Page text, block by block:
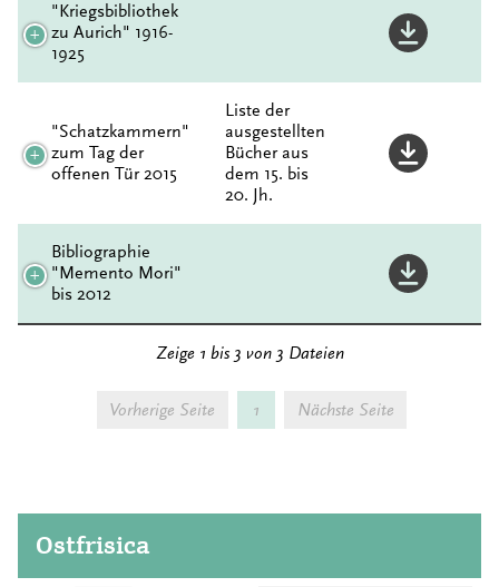
"Kriegsbibliothek
zu Aurich" 1916-
1925
"Schatzkammern"
zum Tag der
offenen Tür 2015
Liste der
ausgestellten
Bücher aus
dem 15. bis
20. Jh.
Bibliographie
"Memento Mori"
bis 2012
Zeige 1 bis 3 von 3 Dateien
Vorherige Seite 1 Nächste Seite
Ostfrisica